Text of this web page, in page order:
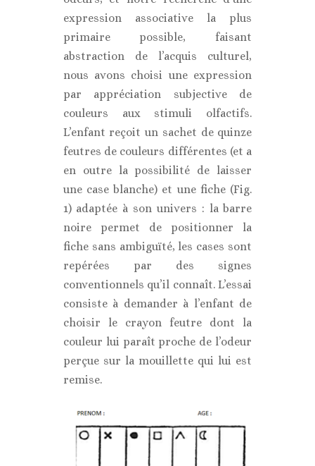
expression associative la plus
primaire possible, faisant
abstraction de l’acquis culturel,
nous avons choisi une expression
par appréciation subjective de
couleurs aux stimuli olfactifs.
L’enfant reçoit un sachet de quinze
feutres de couleurs différentes (et a
en outre la possibilité de laisser
une case blanche) et une fiche (Fig.
1) adaptée à son univers : la barre
noire permet de positionner la
fiche sans ambiguïté, les cases sont
repérées par des signes
conventionnels qu’il connaît. L’essai
consiste à demander à l’enfant de
choisir le crayon feutre dont la
couleur lui paraît proche de l’odeur
perçue sur la mouillette qui lui est
remise.